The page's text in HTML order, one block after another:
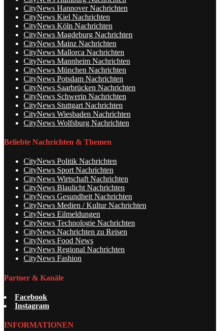
CityNews Hannover Nachrichten
CityNews Kiel Nachrichten
CityNews Köln Nachrichten
CityNews Magdeburg Nachrichten
CityNews Mainz Nachrichten
CityNews Mallorca Nachrichten
CityNews Mannheim Nachrichten
CityNews München Nachrichten
CityNews Potsdam Nachrichten
CityNews Saarbrücken Nachrichten
CityNews Schwerin Nachrichten
CityNews Stuttgart Nachrichten
CityNews Wiesbaden Nachrichten
CityNews Wolfsburg Nachrichten
Beliebte Nachrichten & Themen
CityNews Politik Nachrichten
CityNews Sport Nachrichten
CityNews Wirtschaft Nachrichten
CityNews Blaulicht Nachrichten
CityNews Gesundheit Nachrichten
CityNews Medien / Kultur Nachrichten
CityNews Eilmeldungen
CityNews Technologie Nachrichten
CityNews Nachrichten zu Reisen
CityNews Food News
CityNews Regional Nachrichten
CityNews Fashion
Partner & Kanäle
Facebook
Instagram
INFORMATIONEN